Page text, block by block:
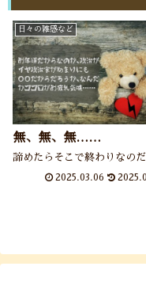
日々の雑感など
無、無、無……
諦めたらそこで終わりなのだ
2025.03.06